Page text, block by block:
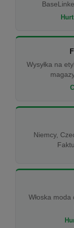
Wysyłka na
Niemcy,
Włoska